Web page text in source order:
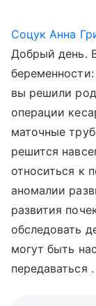
Соцук Анна
Добрый день.
вы решили
операции
маточные
решится
относиться к
аномалии
развития
обследовать
могут быть
передаваться .